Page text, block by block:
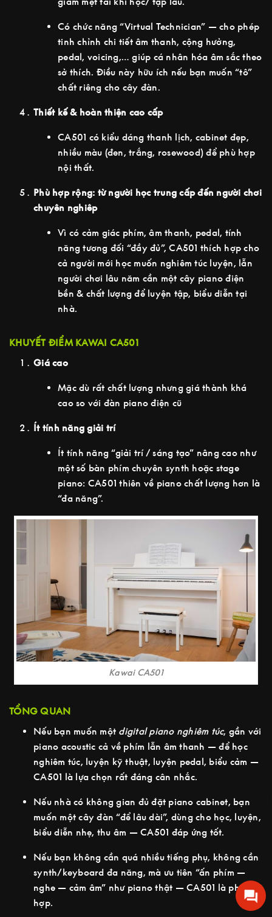
Có chức năng “Virtual Technician” — cho phép
tinh chỉnh chi tiết âm thanh, cộng hưởng,
pedal, voicing,… giúp cá nhân hóa âm sắc theo
sở thích. Điều này hữu ích nếu bạn muốn “tô”
chất riêng cho cây đàn.
Thiết kế & hoàn thiện cao cấp
CA501 có kiểu dáng thanh lịch, cabinet đẹp,
nhiều màu (đen, trắng, rosewood) để phù hợp
nội thất.
Phù hợp rộng: từ người học trung cấp đến người chơi
chuyên nghiêp
Vì có cảm giác phím, âm thanh, pedal, tính
năng tương đối “đầy đủ”, CA501 thích hợp cho
cả người mới học muốn nghiêm túc luyện, lẫn
người chơi lâu năm cần một cây piano điện
bền & chất lượng để luyện tập, biểu diễn tại
nhà.
KHUYẾT ĐIỂM KAWAI CA501
Giá cao
Mặc dù rất chất lượng nhưng giá thành khá
cao so với đàn piano điện cũ
Ít tính năng giải trí
Ít tính năng “giải trí / sáng tạo” nâng cao như
một số bàn phím chuyên synth hoặc stage
piano: CA501 thiên về piano chất lượng hơn là
“đa năng”.
Kawai CA501
TỔNG QUAN
Nếu bạn muốn một digital piano nghiêm túc, gần với
piano acoustic cả về phím lẫn âm thanh — để học
nghiêm túc, luyện kỹ thuật, luyện pedal, biểu cảm —
CA501 là lựa chọn rất đáng cân nhắc.
Nếu nhà có không gian đủ đặt piano cabinet, bạn
muốn một cây đàn “để lâu dài”, dùng cho học, luyện,
biểu diễn nhẹ, thu âm — CA501 đáp ứng tốt.
Nếu bạn không cần quá nhiều tiếng phụ, không cần
synth/keyboard đa năng, mà ưu tiên “ấn phím —
nghe — cảm âm” như piano thật — CA501 là phù
hợp.